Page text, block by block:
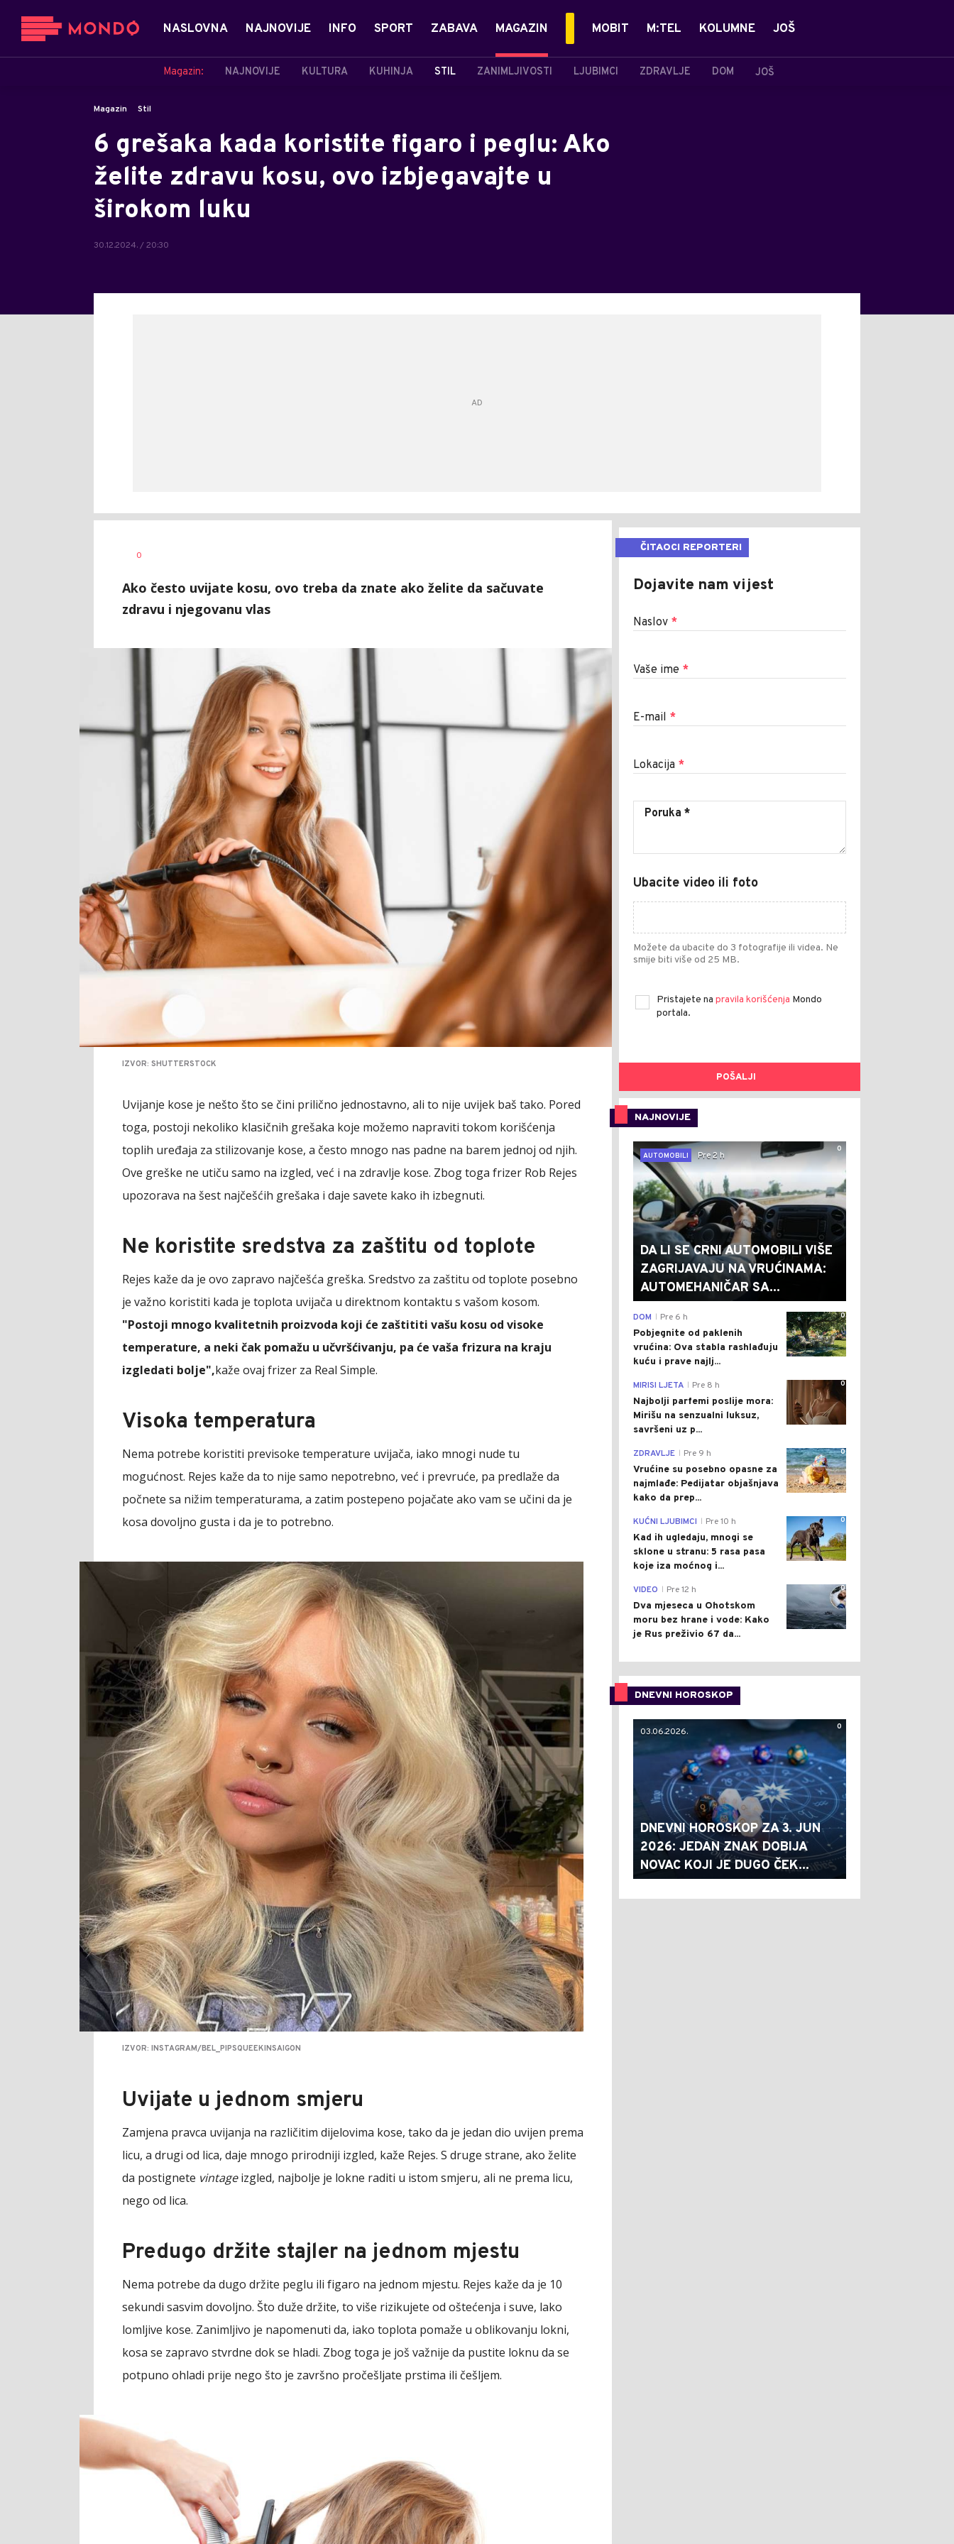
NASLOVNA NAJNOVIJE INFO SPORT ZABAVA MAGAZIN
Magazin: NAJNOVIJE KULTURA KUHINJA STIL ZANIMLJIVOSTI LJUBIMCI ZDRAVLJE DOM JOŠ
MOBIT M:TEL KOLUMNE JOŠ
Magazin Stil
6 grešaka kada koristite figaro i peglu: Ako
želite zdravu kosu, ovo izbjegavajte u
širokom luku
30.12.2024. / 20:30
AUTOR
0
Ako često uvijate kosu, ovo treba da znate ako želite da sačuvate
zdravu i njegovanu vlas
IZVOR: SHUTTERSTOCK
Uvijanje kose je nešto što se čini prilično jednostavno, ali to nije uvijek baš tako. Pored
toga, postoji nekoliko klasičnih grešaka koje možemo napraviti tokom korišćenja
toplih uređaja za stilizovanje kose, a često mnogo nas padne na barem jednoj od njih.
Ove greške ne utiču samo na izgled, već i na zdravlje kose. Zbog toga frizer Rob Rejes
upozorava na šest najčešćih grešaka i daje savete kako ih izbegnuti.
Ne koristite sredstva za zaštitu od toplote
Rejes kaže da je ovo zapravo najčešća greška. Sredstvo za zaštitu od toplote posebno
je važno koristiti kada je toplota uvijača u direktnom kontaktu s vašom kosom.
"Postoji mnogo kvalitetnih proizvoda koji će zaštititi vašu kosu od visoke
temperature, a neki čak pomažu u učvršćivanju, pa će vaša frizura na kraju
izgledati bolje",kaže ovaj frizer za Real Simple.
Visoka temperatura
Nema potrebe koristiti previsoke temperature uvijača, iako mnogi nude tu
mogućnost. Rejes kaže da to nije samo nepotrebno, već i prevruće, pa predlaže da
počnete sa nižim temperaturama, a zatim postepeno pojačate ako vam se učini da je
kosa dovoljno gusta i da je to potrebno.
IZVOR: INSTAGRAM/BEL_PIPSQUEEKINSAIGON
Uvijate u jednom smjeru
Zamjena pravca uvijanja na različitim dijelovima kose, tako da je jedan dio uvijen prema
licu, a drugi od lica, daje mnogo prirodniji izgled, kaže Rejes. S druge strane, ako želite
da postignete vintageizgled, najbolje je lokne raditi u istom smjeru, ali ne prema licu,
nego od lica.
Predugo držite stajler na jednom mjestu
Nema potrebe da dugo držite peglu ili figaro na jednom mjestu. Rejes kaže da je 10
sekundi sasvim dovoljno. Što duže držite, to više rizikujete od oštećenja i suve, lako
lomljive kose. Zanimljivo je napomenuti da, iako toplota pomaže u oblikovanju lokni,
kosa se zapravo stvrdne dok se hladi. Zbog toga je još važnije da pustite loknu da se
potpuno ohladi prije nego što je završno pročešljate prstima ili češljem.
ČITAOCI REPORTERI
Dojavite nam vijest
Naslov *
Vaše ime *
E-mail *
Lokacija *
Ubacite video ili foto
Možete da ubacite do 3 fotografije ili videa. Ne
smije biti više od 25 MB.
Pristajete na pravila korišćenja Mondo
portala.
POŠALJI
NAJNOVIJE
0
AUTOMOBILI
Pre 2 h
DA LI SE CRNI AUTOMOBILI VIŠE
ZAGRIJAVAJU NA VRUĆINAMA:
AUTOMEHANIČAR SA...
0
DOM Pre 6 h
Pobjegnite od paklenih
vrućina: Ova stabla rashlađuju
kuću i prave najlj...
0
MIRISI LJETA Pre 8 h
Najbolji parfemi poslije mora:
Mirišu na senzualni luksuz,
savršeni uz p...
0
ZDRAVLJE Pre 9 h
Vrućine su posebno opasne za
najmlađe: Pedijatar objašnjava
kako da prep...
0
KUĆNI LJUBIMCI Pre 10 h
Kad ih ugledaju, mnogi se
sklone u stranu: 5 rasa pasa
koje iza moćnog i...
0
VIDEO Pre 12 h
Dva mjeseca u Ohotskom
moru bez hrane i vode: Kako
je Rus preživio 67 da...
DNEVNI HOROSKOP
0
03.06.2026.
DNEVNI HOROSKOP ZA 3. JUN
2026: JEDAN ZNAK DOBIJA
NOVAC KOJI JE DUGO ČEK...